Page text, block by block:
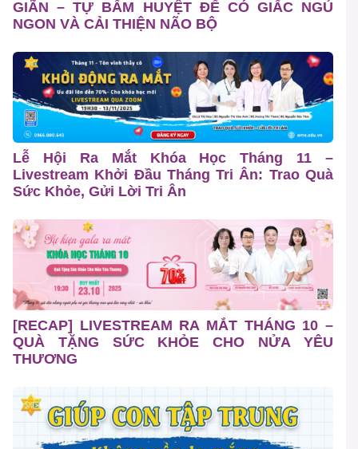
GIÃN – TỰ BẤM HUYỆT ĐỂ CÓ GIẤC NGỦ
NGON VÀ CẢI THIỆN NÃO BỘ
Lễ Hội Ra Mắt Khóa Học Tháng 11 –
Livestream Khởi Đầu Tháng Tri Ân: Trao Quà
Sức Khỏe, Gửi Lời Tri Ân
[RECAP] LIVESTREAM RA MẮT THÁNG 10 –
QUÀ TẶNG SỨC KHỎE CHO NỬA YÊU
THƯƠNG